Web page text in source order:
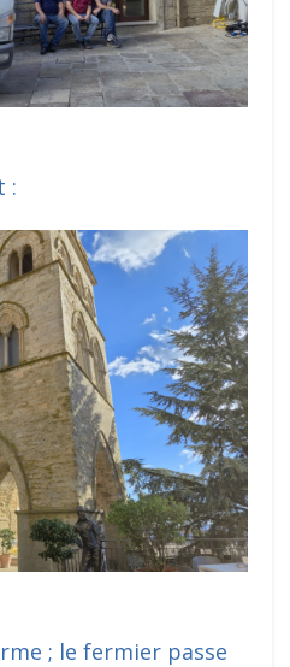
:
; le fermier passe